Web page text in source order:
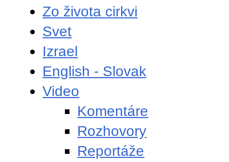
Zo života cirkvi
Svet
Izrael
English - Slovak
Video
Komentáre
Rozhovory
Reportáže